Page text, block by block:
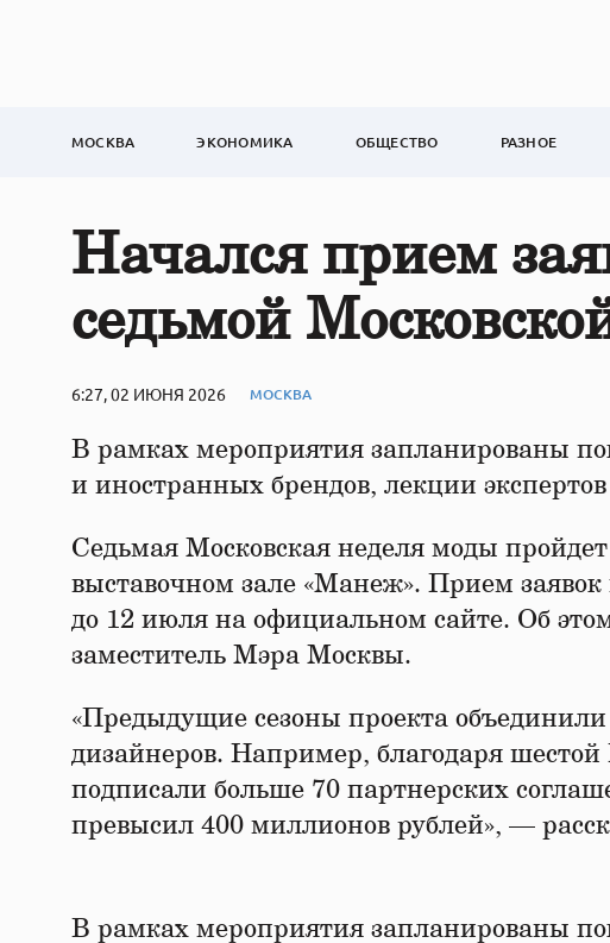
МОСКВА ЭКОНОМИКА ОБЩЕСТВО РАЗНОЕ
Начался прием
седьмой
6:27, 02 ИЮНЯ 2026 МОСКВА
В рамках мероприятия запланированы
и иностранных брендов, лекции
Седьмая Московская неделя моды
выставочном зале «Манеж». Прием
до 12 июля на официальном сайте. Об
заместитель Мэра Москвы.
«Предыдущие сезоны проекта
дизайнеров. Например, благодаря
подписали больше 70 партнерских
превысил 400 миллионов рублей», —
В рамках мероприятия запланированы